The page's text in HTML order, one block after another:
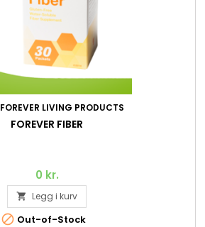
FOREVER LIVING PRODUCTS
FOREVER FIBER
0 kr.
 Legg i kurv
 Out-of-Stock